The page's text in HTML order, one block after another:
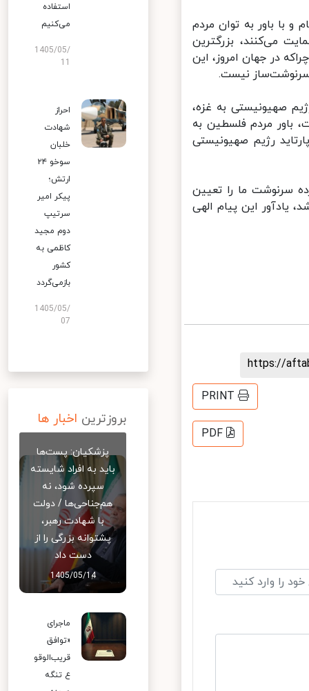
با باور به توان مردم
می‌کنند، بزرگترین
در جهان امروز، این
نیست.
صهیونیستی به غزه،
باور مردم فلسطین به
رژیم صهیونیستی
سرنوشت ما را تعیین
یادآور این پیام الهی
https://
PRINT
PDF
استفاده
می‌کنیم
1405/05/
احراز
شهادت
خلبان
سوخو ۲۴
ارتش؛
پیکر امیر
سرتیپ
دوم مجید
کاظمی به
کشور
بازمی‌گردد
1405/05/
07
بروزترین اخبار ها
پزشکیان: پست‌ها
باید به افراد شایسته
سپرده شود، نه
هم‌جناحی‌ها / دولت
با شهادت رهبر،
پشتوانه بزرگی را از
دست داد
1405/05/14
ماجرای
«توافق
قریب‌الوقو
ع تنگه